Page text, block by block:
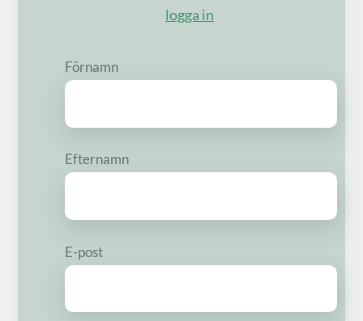
logga in
Förnamn
Efternamn
E-post